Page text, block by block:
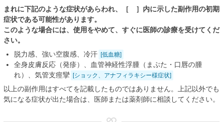
まれに下記のような症状があらわれ、［ ］内に示した副作用の初期
症状である可能性があります。
このような場合には、使用をやめて、すぐに医師の診療を受けてくだ
さい。
脱力感、強い空腹感、冷汗 [低血糖]
全身皮膚反応（発疹）、血管神経性浮腫（まぶた・口唇の腫
れ）、気管支痙攣 [ショック、アナフィラキシー様症状]
以上の副作用はすべてを記載したものではありません。上記以外でも
気になる症状が出た場合は、医師または薬剤師に相談してください。